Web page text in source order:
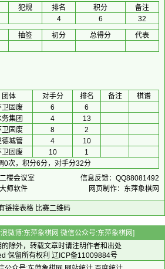
犯规 排名 积分
备注
4 6
32
抽签 初分 总得分 代表
团体 对手分 排名 备注
棋谱
卫固废 6
6
务集团 4
13
卫固废 8
2
德城管 4
10
卫固废 10
1
0次，积分6分，对手分32分
楼会议室
信息反馈：QQ88081492
师软件 网页制作：东萍象棋网
链接表格 比赛二维码
微博:东萍象棋网 微信公众号:东萍象棋网]
除外，转载文章时请注明作者和出处
保留所有权利 辽ICP备11009884号